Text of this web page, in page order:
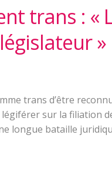
trans : «
»
trans d’être
sur la filiation
longue bataille